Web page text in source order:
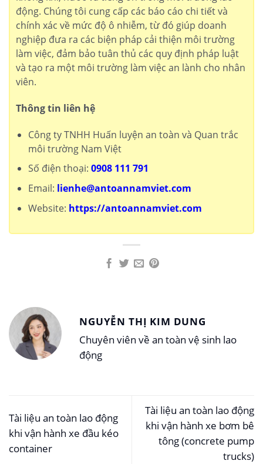
động. Chúng tôi cung cấp các báo cáo chi tiết và
chính xác về mức độ ô nhiễm, từ đó giúp doanh
nghiệp đưa ra các biện pháp cải thiện môi trường
làm việc, đảm bảo tuân thủ các quy định pháp luật
và tạo ra một môi trường làm việc an lành cho nhân
viên.
Thông tin liên hệ
Công ty TNHH Huấn luyện an toàn và Quan trắc
môi trường Nam Việt
Số điện thoại: 0908 111 791
Email: lienhe@antoannamviet.com
Website: https://antoannamviet.com
NGUYỄN THỊ KIM DUNG
Chuyên viên về an toàn vệ sinh lao
động
Tài liệu an toàn lao động
khi vận hành xe đầu kéo
container
Tài liệu an toàn lao động
khi vận hành xe bơm bê
tông (concrete pump
trucks)